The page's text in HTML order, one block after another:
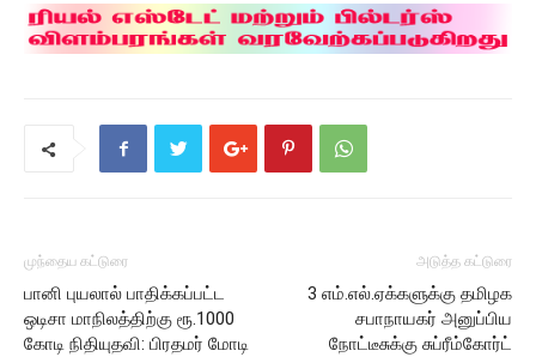
முந்தைய கட்டுரை
பானி புயலால் பாதிக்கப்பட்ட
ஒடிசா மாநிலத்திற்கு ரூ.1000
கோடி நிதியுதவி: பிரதமர் மோடி
அடுத்த கட்டுரை
3 எம்.எல்.ஏக்களுக்கு தமிழக
சபாநாயகர் அனுப்பிய
நோட்டீசுக்கு சுப்ரீம்கோர்ட்